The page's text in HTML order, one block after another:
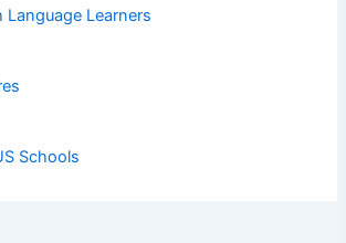
Language Learners
Schools